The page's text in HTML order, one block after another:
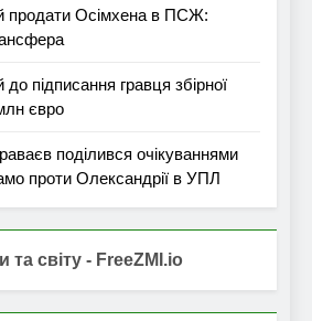
продати Осімхена в ПСЖ:
підписання гравця збірної
євро
поділився очікуваннями
проти Олександрії в УПЛ
та світу - FreeZMI.io